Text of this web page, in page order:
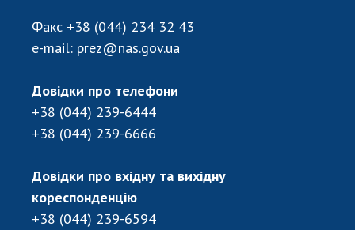
Факс +38 (044) 234 32 43
e-mail: prez@nas.gov.ua
Довідки про телефони
+38 (044) 239-6444
+38 (044) 239-6666
Довідки про вхідну та вихідну
кореспонденцію
+38 (044) 239-6594